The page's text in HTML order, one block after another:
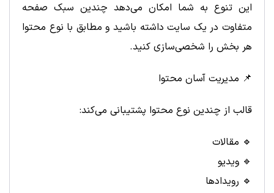
این تنوع به شما امکان می‌دهد چندین سبک صفحه
متفاوت در یک سایت داشته باشید و مطابق با نوع محتوا
هر بخش را شخصی‌سازی کنید.
📌 مدیریت آسان محتوا
قالب از چندین نوع محتوا پشتیبانی می‌کند:
🔹 مقالات
🔹 ویدیو
🔹 رویدادها